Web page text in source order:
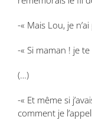
-« Mais Lou, je
-« Si maman ! je
(…)
-« Et même si
comment je